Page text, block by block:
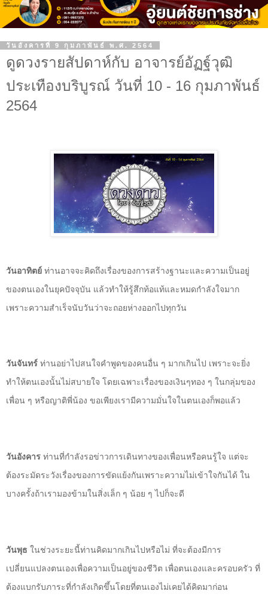
วันอังคารที่ 9 กุมภาพันธ์ พ.ศ. 2564
ดูดวงรายสัปดาห์กับ อาจารย์อัฏฐ์วุฒิ
ประเทืองบริบูรณ์ วันที่ 10 - 16 กุมภาพันธ์
2564
วันอาทิตย์ ท่านอาจจะคิดถึงเรื่องของการสร้างฐานะและความเป็นอยู่
ของตนเองในยุคปัจจุบัน แล้วทำให้รู้สึกท้อแท้และหมดกำลังใจมาก
เพราะความสำเร็จนับวันว่าจะถอยห่างออกไปทุกวัน
วันจันทร์ ท่านอย่าไปสนใจคำพูดของคนอื่น ๆ มากเกินไป เพราะจะยิ่ง
ทำให้ตนเองนั้นไม่สบายใจ โดยเฉพาะเรื่องของเงินๆทอง ๆ ในกลุ่มของ
เพื่อน ๆ หรือญาติพี่น้อง ขอเพียงเรามีความมั่นใจในตนเองก็พอแล้ว
วันอังคาร ท่านที่กำลังรอข่าวการเดินทางของเพื่อนหรือคนรู้ใจ แต่จะ
ต้องระมัดระวังเรื่องของการขัดแย้งกันเพราะความไม่เข้าใจกันได้ ใน
บางครั้งถ้าเรามองข้ามในสิ่งเล็ก ๆ น้อย ๆ ไปก็จะดี
วันพุธ ในช่วงระยะนี้ท่านคิดมากเกินไปหรือไม่ ที่จะต้องมีการ
เปลี่ยนแปลงตนเองเพื่อความเป็นอยู่ของชีวิต เพื่อตนเองและครอบครัว ที่
ต้องแบกรับภาระที่กำลังเกิดขึ้นโดยที่ตนเองไม่เคยได้คิดมาก่อน